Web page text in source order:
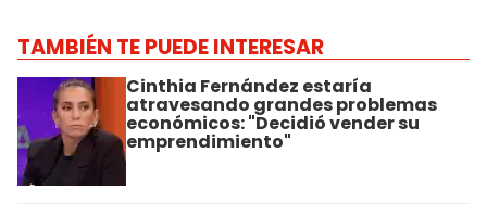
TAMBIÉN TE PUEDE INTERESAR
Cinthia Fernández estaría
atravesando grandes problemas
económicos: "Decidió vender su
emprendimiento"